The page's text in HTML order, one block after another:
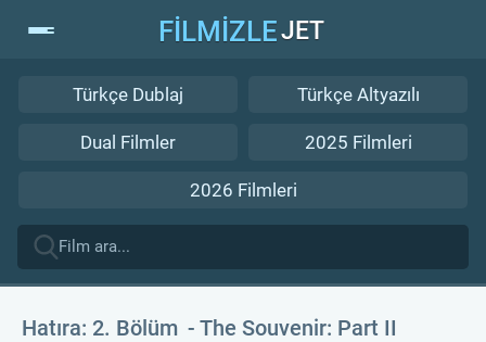
FİLMİZLEJET
Türkçe Dublaj Türkçe Altyazılı
Dual Filmler 2025 Filmleri
2026 Filmleri
Hatıra: 2. Bölüm The Souvenir: Part II